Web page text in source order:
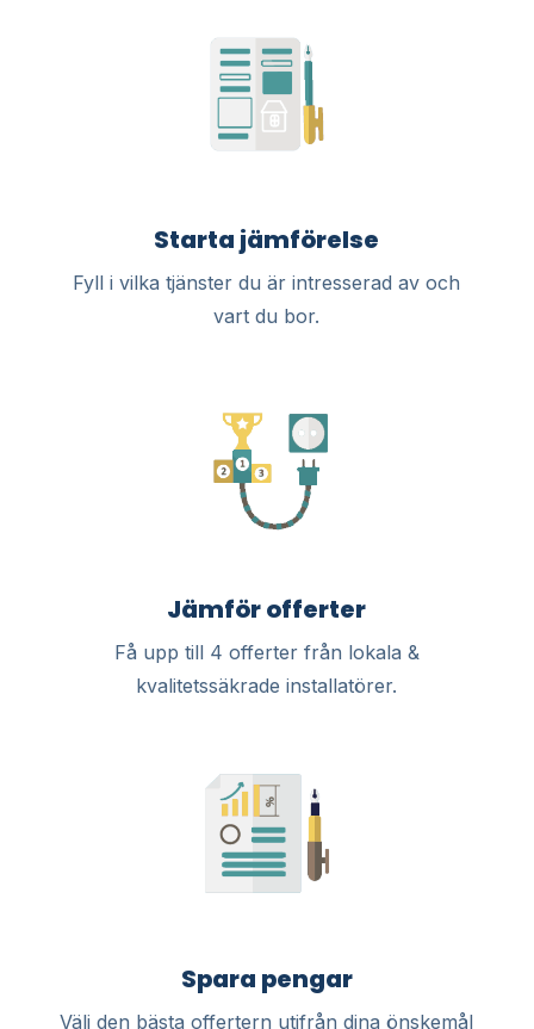
Starta jämförelse
Fyll i vilka tjänster du är intresserad av och
vart du bor.
Jämför offerter
Få upp till 4 offerter från lokala &
kvalitetssäkrade installatörer.
Spara pengar
Välj den bästa offertern utifrån dina önskemål